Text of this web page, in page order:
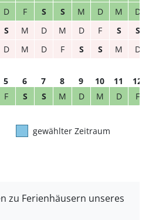
D F S S M D M
D
S M D M D F S
S
D M D F S S M D
5 6 7 8 9 10 11
12
F S S M D M D F
gewählter Zeitraum
zu Ferienhäusern unseres